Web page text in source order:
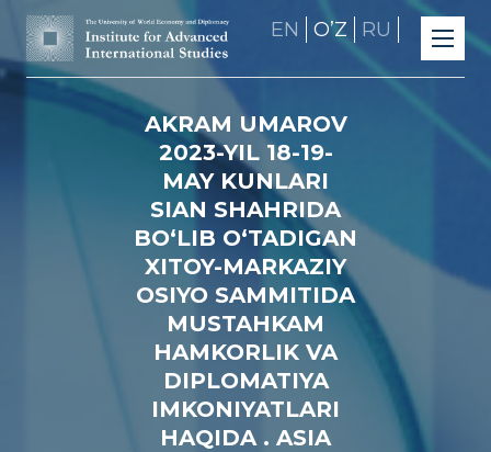
EN OʼZ RU
AKRAM UMAROV
2023-YIL 18-19-
MAY KUNLARI
SIAN SHAHRIDA
BOʻLIB OʻTADIGAN
XITOY-MARKAZIY
OSIYO SAMMITIDA
MUSTAHKAM
HAMKORLIK VA
DIPLOMATIYA
IMKONIYATLARI
HAQIDA . ASIA